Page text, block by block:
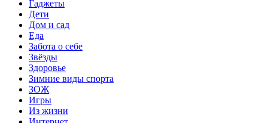
Гаджеты
Дети
Дом и сад
Еда
Забота о себе
Звёзды
Здоровье
Зимние виды спорта
ЗОЖ
Игры
Из жизни